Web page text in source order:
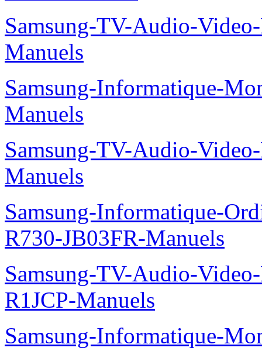
Samsung-TV-Audio-
Manuels
Samsung-Informatique-
Manuels
Samsung-TV-Audio-
Manuels
Samsung-Informatique-
R730-JB03FR-Manuels
Samsung-TV-Audio-
R1JCP-Manuels
Samsung-Informatique-